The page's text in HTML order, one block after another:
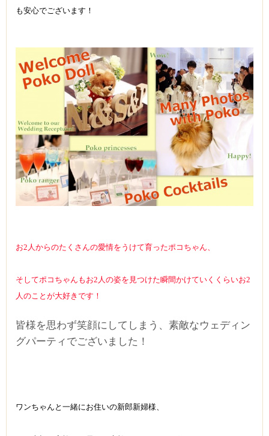
も安心でございます！
お2人からのたくさんの愛情をうけて育ったポコちゃん、
そしてポコちゃんもお2人の姿を見つけた瞬間かけていくくらいお2
人のことが大好きです！
皆様を思わず笑顔にしてしまう、素敵なウェディン
グパーティでございました！
ワンちゃんと一緒にお住いの新郎新婦様、